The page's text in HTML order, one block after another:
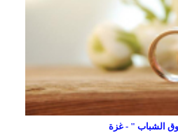
الشباب " - غزة